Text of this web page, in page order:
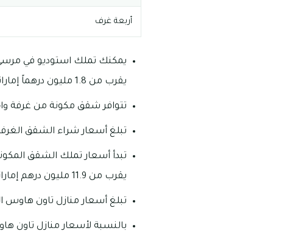
أربعة غرف
يقرب من 1.8 مليون درهماً إماراتياً.
تتوافر شقق مكونة من غرفة واحدة
تبلغ أسعار شراء الشقق الغرفتين وصالة
يقرب من 11.9 مليون درهم إماراتي.
تبلغ أسعار منازل تاون هاوس المكونة من
بالنسبة لأسعار منازل تاون هاوس